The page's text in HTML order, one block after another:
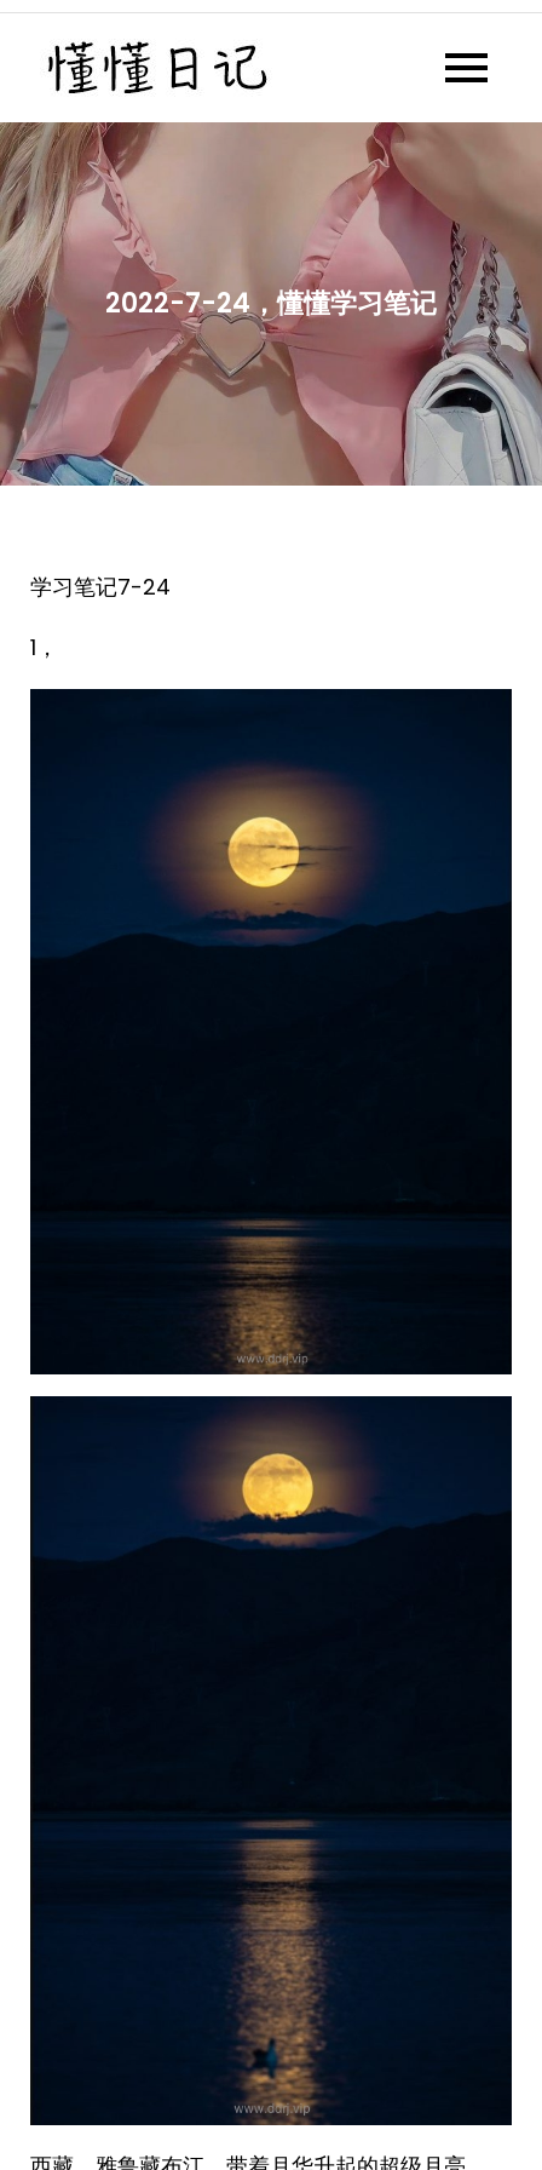
Skip
content
懂懂日记网每天同步更新懂懂学
2022-7-24，懂懂学习笔记
学习笔记7-24
1，